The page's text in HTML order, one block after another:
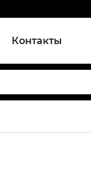
Контакты